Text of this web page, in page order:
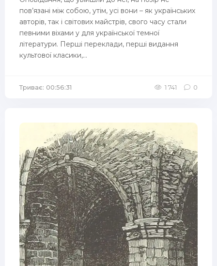
пов’язані між собою, утім, усі вони – як українських
авторів, так і світових майстрів, свого часу стали
певними віхами у для української темної
літератури. Перші переклади, перші видання
культової класики,...
Триває: 00:56:31 1 741 0